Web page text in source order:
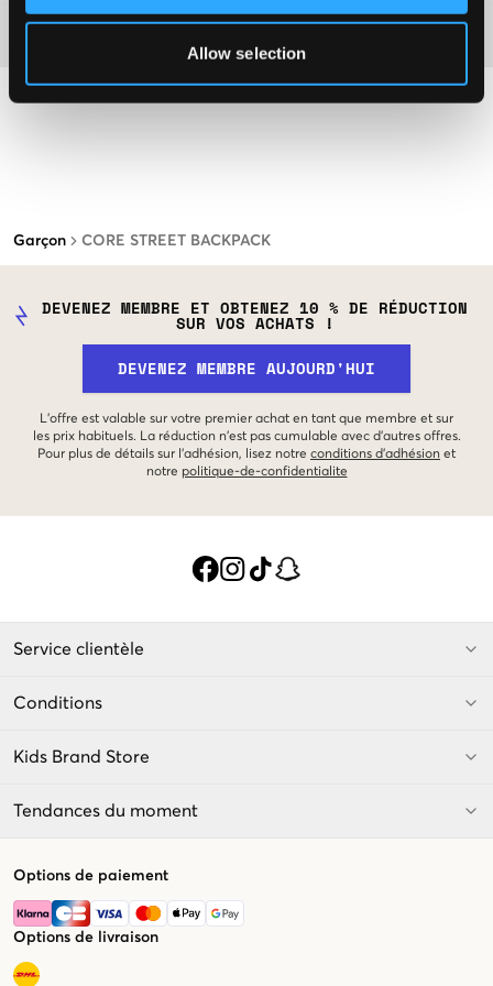
Allow selection
Garçon CORE STREET BACKPACK
DEVENEZ MEMBRE ET OBTENEZ 10 % DE RÉDUCTION
SUR VOS ACHATS !
DEVENEZ MEMBRE AUJOURD'HUI
L'offre est valable sur votre premier achat en tant que membre et sur
les prix habituels. La réduction n'est pas cumulable avec d'autres offres.
Pour plus de détails sur l'adhésion, lisez notre conditions d'adhésion et
notre politique-de-confidentialite
Service clientèle
Conditions
Kids Brand Store
Tendances du moment
Options de paiement
Options de livraison